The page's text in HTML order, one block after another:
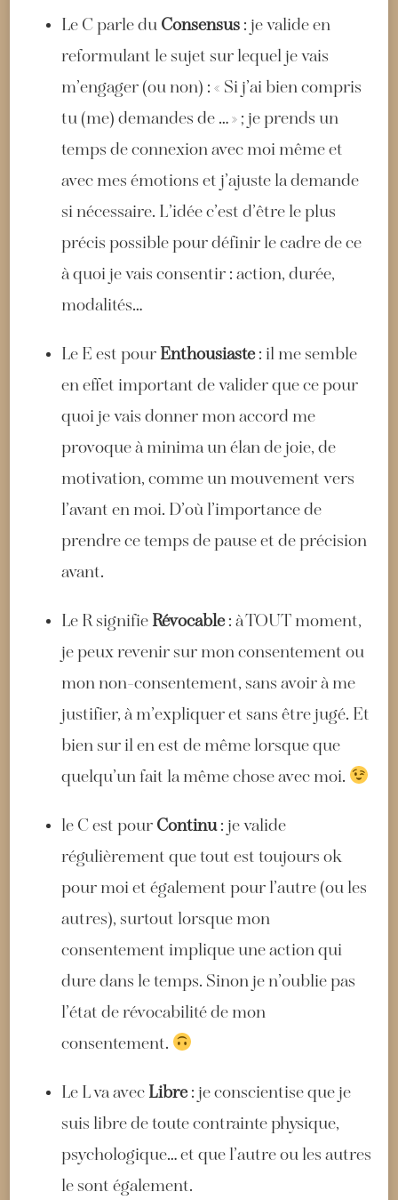
Le C parle du Consensus : je valide en
reformulant le sujet sur lequel je vais
m’engager (ou non) : « Si j’ai bien compris
tu (me) demandes de … » ; je prends un
temps de connexion avec moi même et
avec mes émotions et j’ajuste la demande
si nécessaire. L’idée c’est d’être le plus
précis possible pour définir le cadre de ce
à quoi je vais consentir : action, durée,
modalités…
Le E est pour Enthousiaste: il me semble
en effet important de valider que ce pour
quoi je vais donner mon accord me
provoque à minima un élan de joie, de
motivation, comme un mouvement vers
l’avant en moi. D’où l’importance de
prendre ce temps de pause et de précision
avant.
Le R signifie Révocable: à TOUT moment,
je peux revenir sur mon consentement ou
mon non-consentement, sans avoir à me
justifier, à m’expliquer et sans être jugé. Et
bien sur il en est de même lorsque que
quelqu’un fait la même chose avec moi.
le C est pour Continu: je valide
régulièrement que tout est toujours ok
pour moi et également pour l’autre (ou les
autres), surtout lorsque mon
consentement implique une action qui
dure dans le temps. Sinon je n’oublie pas
l’état de révocabilité de mon
consentement.
Le L va avec Libre: je conscientise que je
suis libre de toute contrainte physique,
psychologique… et que l’autre ou les autres
le sont également.